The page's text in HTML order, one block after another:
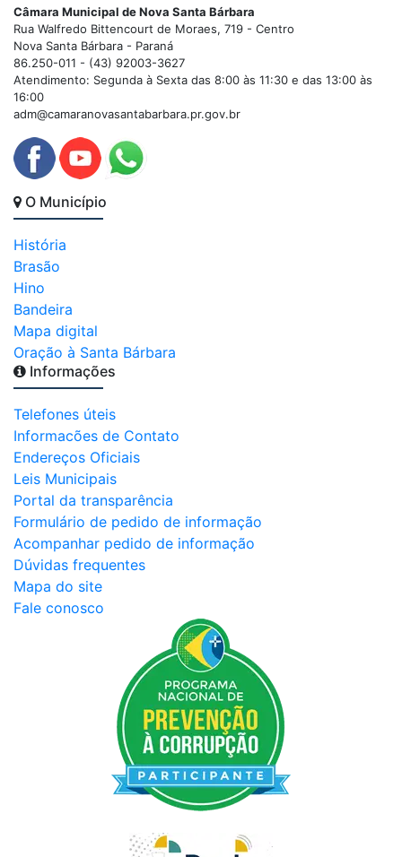
Câmara Municipal de Nova Santa Bárbara
Rua Walfredo Bittencourt de Moraes, 719 - Centro
Nova Santa Bárbara - Paraná
86.250-011 - (43) 92003-3627
Atendimento: Segunda à Sexta das 8:00 às 11:30 e das 13:00 às
16:00
adm@camaranovasantabarbara.pr.gov.br
O Município
História
Brasão
Hino
Bandeira
Mapa digital
Oração à Santa Bárbara
Informações
Telefones úteis
Informacões de Contato
Endereços Oficiais
Leis Municipais
Portal da transparência
Formulário de pedido de informação
Acompanhar pedido de informação
Dúvidas frequentes
Mapa do site
Fale conosco